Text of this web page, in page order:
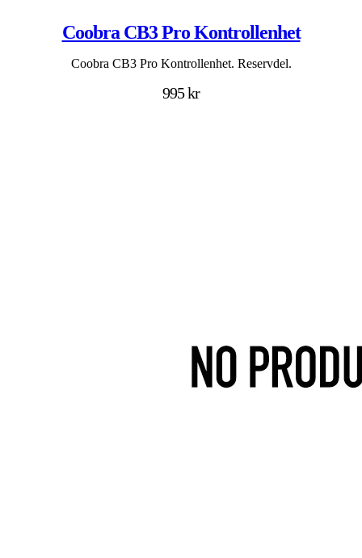
Coobra CB3 Pro Kontrollenhet
Coobra CB3 Pro Kontrollenhet. Reservdel.
995 kr